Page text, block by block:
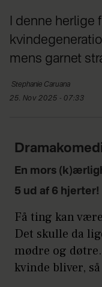
I denne herlige
mens garnet
Stephanie Caruana
25. Nov 2025 - 07:33
En mors
5 ud af 6 hjerter!
Få ting kan
Det skulle da
mødre og
kvinde bliver,